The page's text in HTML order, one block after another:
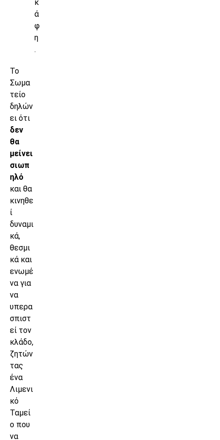
κ
ά
φ
η
.
Το
Σωμα
τείο
δηλών
ει ότι
δεν
θα
μείνει
σιωπ
ηλό
και θα
κινηθε
ί
δυναμι
κά,
θεσμι
κά και
ενωμέ
να για
να
υπερα
σπιστ
εί τον
κλάδο,
ζητών
τας
ένα
Λιμενι
κό
Ταμεί
ο που
να